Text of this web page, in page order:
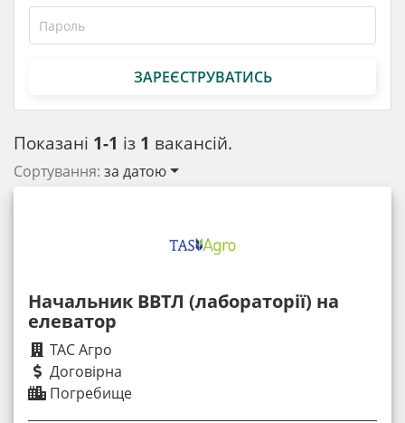
Показані 1-1 із 1 вакансій.
Сортування: за датою
Начальник ВВТЛ (лабораторії) на
елеватор
ТАС Агро
Договірна
Погребище
ЗАРЕЄСТРУВАТИСЬ